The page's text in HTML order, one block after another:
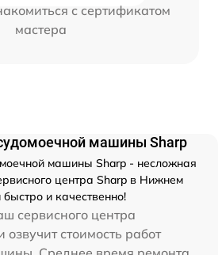
с сертификатом
мастера
машины Sharp
машины Sharp - несложная
центра Sharp в Нижнем
и качественно!
сервисного центра
озвучит стоимость работ